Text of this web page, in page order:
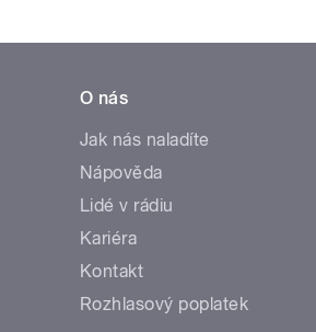
O nás
Jak nás naladíte
Nápověda
Lidé v rádiu
Kariéra
Kontakt
Rozhlasový poplatek